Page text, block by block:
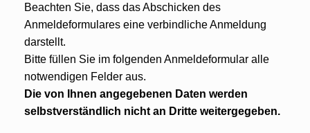
Beachten Sie, dass das Abschicken des
Anmeldeformulares eine verbindliche Anmeldung
darstellt.
Bitte füllen Sie im folgenden Anmeldeformular alle
notwendigen Felder aus.
Die von Ihnen angegebenen Daten werden
selbstverständlich nicht an Dritte weitergegeben.